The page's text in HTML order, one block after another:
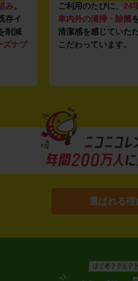
み。
存イ
削減
ズナブ
ご利用のたびに、 24
車内外の清掃・除菌
清潔感を感じていた
こだわっています。
選ばれる理